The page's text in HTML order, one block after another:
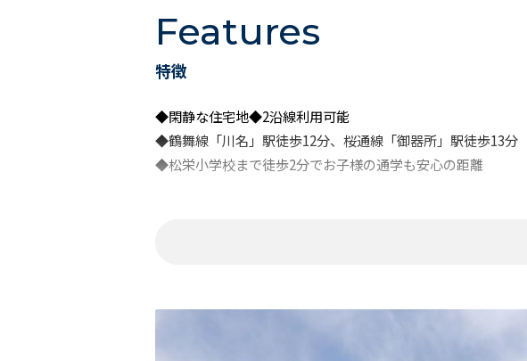
Features
特徴
◆閑静な住宅地◆2沿線利用可能
◆鶴舞線「川名」駅徒歩12分、桜通線「御器所」駅徒歩13分
◆松栄小学校まで徒歩2分でお子様の通学も安心の距離
AVANTIAはお客様の“ふるさと”になる『土地』を